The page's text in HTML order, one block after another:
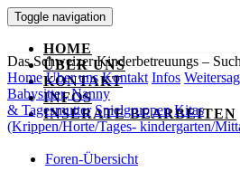
Toggle navigation
HOME
ÜBER UNS
KONTAKT
INFOS
INSERATE BEARBEITEN
Das Schweizer Kinderbetreuungs –
Home Über uns Kontakt Infos
Babysitter, Nanny
& Tagesmutter Spielgruppen Kitas
(Krippen/Horte/Tages- kindergarten/
Foren-Übersicht